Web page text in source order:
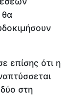
θα
επίσης ότι η
στη